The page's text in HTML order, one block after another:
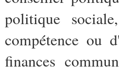
politique
compétence ou
finances